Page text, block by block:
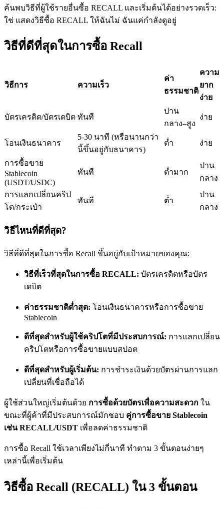
เข้าร่วมกับเทรดเดอร์ชั้นนำ
เป็นเทรดเดอร์คัดลอก
เพลิดเพลินกับการแบ่งปันผลกำไรและค่าคอมมิชชั่นการคัด
ลอกการซื้อขาย
ข้อมูล
การวิเคราะห์ข้อมูลขนาดใหญ่ รวมถึงข้อมูลการค้า ฯลฯ
แนะนำ
คู่มือเริ่มต้นฟิวเจอร์ส
ค้นพบวิธีที่ผู้ใช้รายอื่นซื้อ RECALL และเริ่มต้นได้อย่างรวดเร็ว:
ใช่ แสดงวิธีซื้อ RECALL ให้ฉันไม่ ฉันแค่กำลังดูอยู่
วิธีที่ดีที่สุดในการซื้อ Recall
วิธีการ ความเร็ว
ค่า
ธรรมชาติ
ความ
ยาก
ง่าย
บัตรเครดิต/บัตรเดบิต ทันที
ปาน
กลาง–สูง
ง่าย
โอนเงินธนาคาร
5-30 นาที (หรือนานกว่า
นี้ขึ้นอยู่กับธนาคาร)
ต่ำ ง่าย
การซื้อขาย
Stablecoin
(USDT/USDC)
ทันที ต่ำมาก
ปาน
กลาง
การแลกเปลี่ยนคริป
โต/กระเป๋า
ทันที ต่ำ
ปาน
กลาง
วิธีไหนที่ดีที่สุด?
วิธีที่ดีที่สุดในการซื้อ Recall ขึ้นอยู่กับเป้าหมายของคุณ:
วิธีที่เร็วที่สุดในการซื้อ RECALL: บัตรเครดิตหรือบัตร
เดบิต
ค่าธรรมชาติต่ำสุด: โอนเงินธนาคารหรือการซื้อขาย
Stablecoin
ดีที่สุดสำหรับผู้ใช้คริปโตที่มีประสบการณ์: การแลกเปลี่ยน
คริปโตหรือการซื้อขายแบบสปอต
ดีที่สุดสำหรับผู้เริ่มต้น: การชำระเงินด้วยบัตรผ่านการแลก
เปลี่ยนที่เชื่อถือได้
ผู้ใช้ส่วนใหญ่เริ่มต้นด้วย การซื้อด้วยบัตรเพื่อความสะดวก ใน
ขณะที่ผู้ค้าที่มีประสบการณ์มักชอบ คู่การซื้อขาย Stablecoin
เช่น RECALL/USDT เพื่อลดค่าธรรมชาติ
การซื้อ Recall ใช้เวลาเพียงไม่กี่นาที ทำตาม 3 ขั้นตอนง่ายๆ
เหล่านี้เพื่อเริ่มต้น
วิธีซื้อ Recall (RECALL) ใน 3 ขั้นตอน